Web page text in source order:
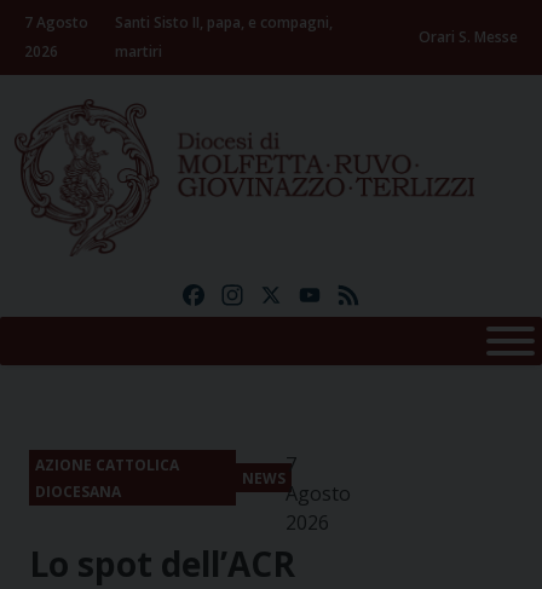
Skip
content
7 Agosto
2026
Santi Sisto II, papa, e compagni,
martiri
Orari S. Messe
FacebookInstagramYouTube
AZIONE CATTOLICA
DIOCESANA
NEWS
7
Agosto
2026
Lo spot dell’ACR